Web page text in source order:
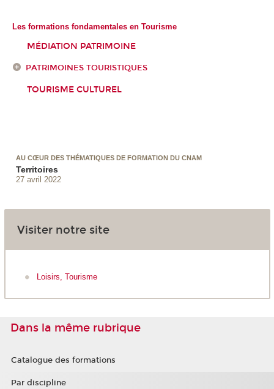
Les formations fondamentales en Tourisme
MÉDIATION PATRIMOINE
PATRIMOINES TOURISTIQUES
TOURISME CULTUREL
AU CŒUR DES THÉMATIQUES DE FORMATION DU CNAM
Territoires
27 avril 2022
Visiter notre site
Loisirs, Tourisme
Dans la même rubrique
Catalogue des formations
Par discipline